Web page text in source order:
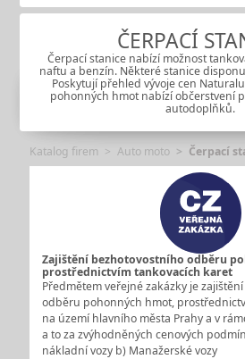
ČERPACÍ
Čerpací stanice nabízí možnost
naftu a benzín. Některé stanice
Poskytují přehled vývoje cen
pohonných hmot nabízí občerstvení
autodoplňků.
Katalog firem Auto moto Čerpací
Zajištění bezhotovostního odběru
prostřednictvím tankovacích karet
Předmětem veřejné zakázky je
odběru pohonných hmot,
na území hlavního města Prahy a v
a to za zvýhodněných cenových
nákladní vozy b) Manažerské vozy